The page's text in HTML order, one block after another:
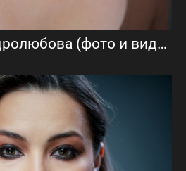
Александра Щедролюбова (фото и видеовизитка)